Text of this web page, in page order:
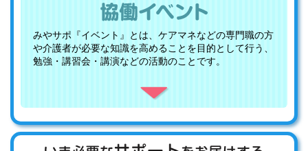
みやサポ『イベント』とは、ケアマネなどの専門職の方
や介護者が必要な知識を高めることを目的として行う、
勉強・講習会・講演などの活動のことです。